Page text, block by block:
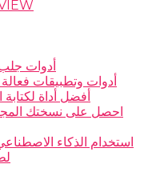
أدوات
أدوات وتطبيقات فعالة
أفضل أداة
احصل على نسختك
استخدام الذكاء